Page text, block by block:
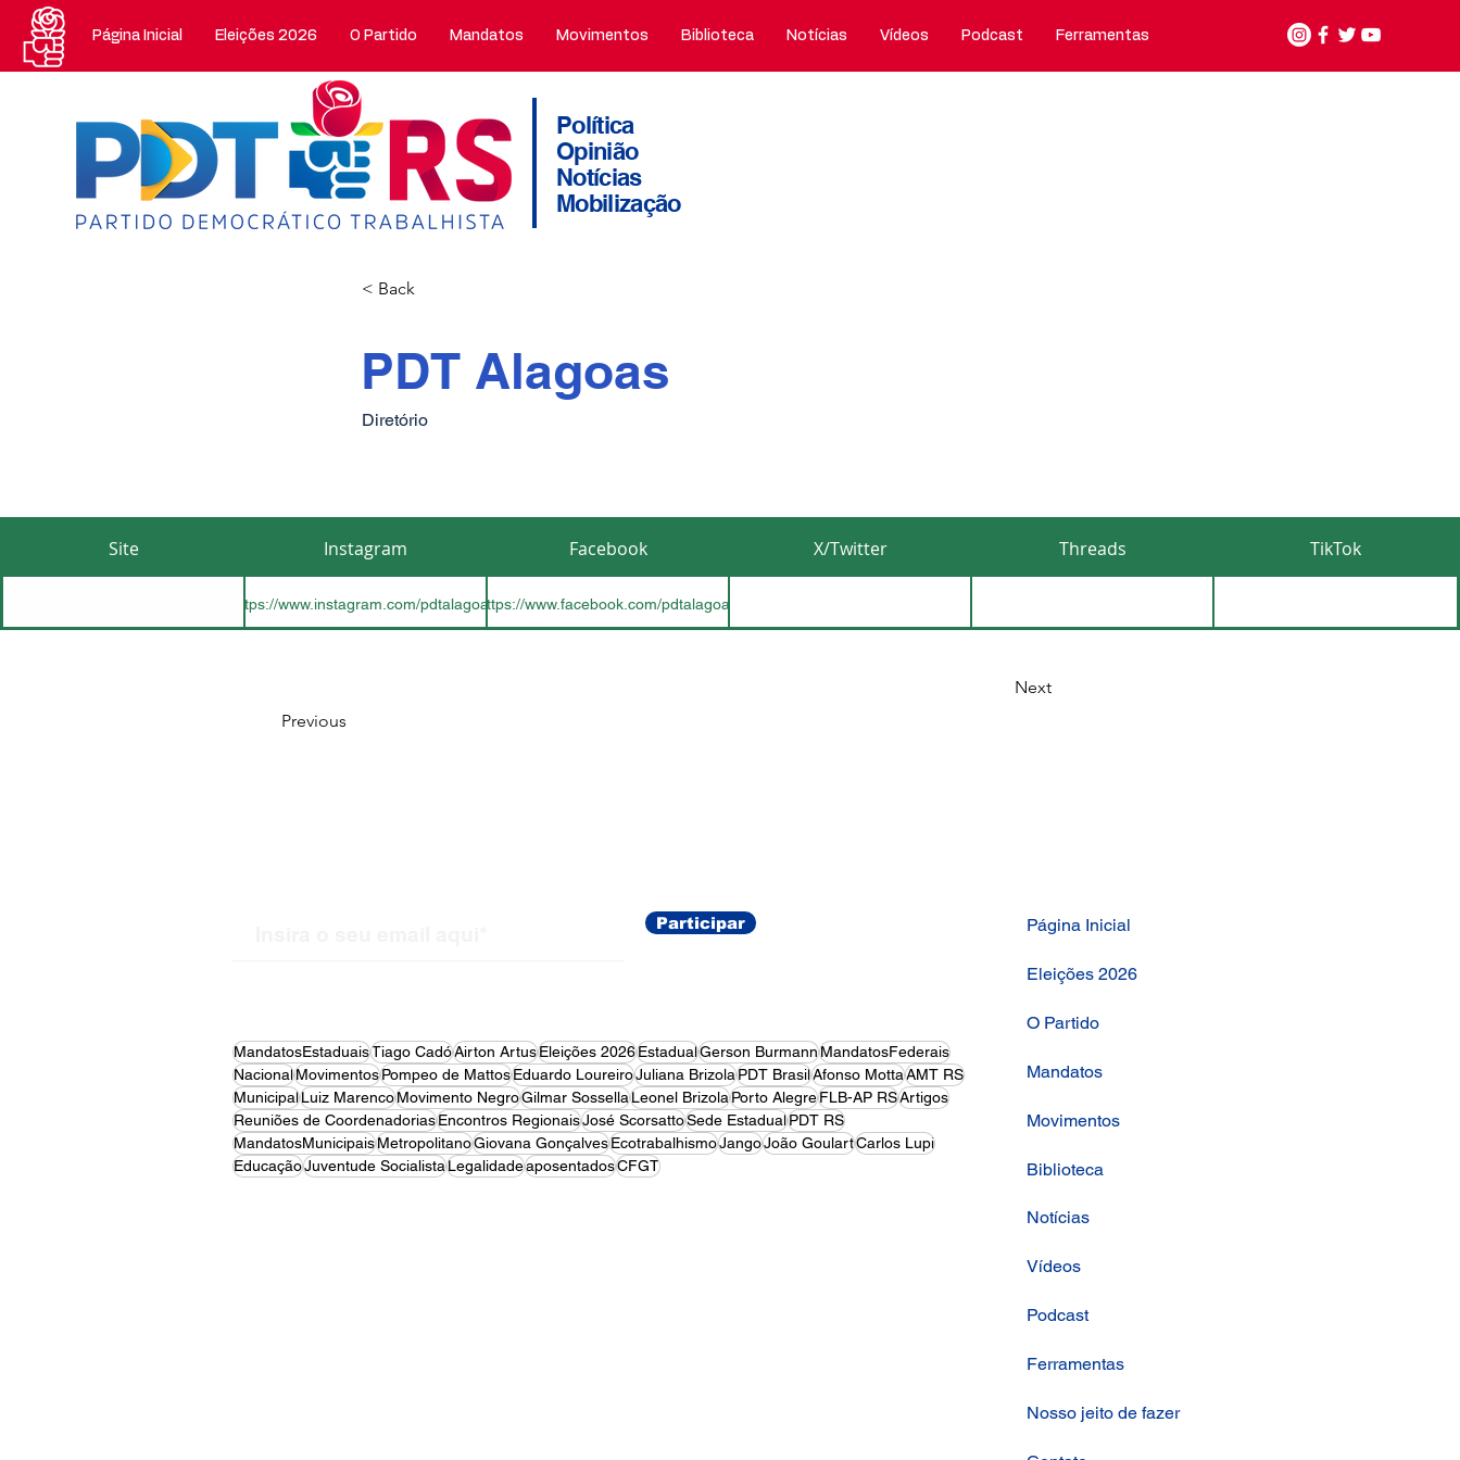
Página Inicial Eleições 2026 O Partido Mandatos Movimentos Biblioteca Notícias Vídeos Podcast Ferramentas Nosso jeito de fazer Contato
Política
Opinião
Notícias
Mobilização
< Back
PDT Alagoas
Diretório
Site Instagram Facebook X/Twitter Threads TikTok
https://www.instagram.com/pdtalagoas/https://www.facebook.com/pdtalagoas
Previous
Next
Participar
MandatosEstaduaisTiago CadóAirton ArtusEleições 2026EstadualGerson BurmannMandatosFederais
NacionalMovimentosPompeo de MattosEduardo LoureiroJuliana BrizolaPDT BrasilAfonso MottaAMT RS
MunicipalLuiz MarencoMovimento NegroGilmar SossellaLeonel BrizolaPorto AlegreFLB-AP RSArtigos
Reuniões de CoordenadoriasEncontros RegionaisJosé ScorsattoSede EstadualPDT RS
MandatosMunicipaisMetropolitanoGiovana GonçalvesEcotrabalhismoJangoJoão GoulartCarlos Lupi
EducaçãoJuventude SocialistaLegalidadeaposentadosCFGT
Página Inicial
Eleições 2026
O Partido
Mandatos
Movimentos
Biblioteca
Notícias
Vídeos
Podcast
Ferramentas
Nosso jeito de fazer